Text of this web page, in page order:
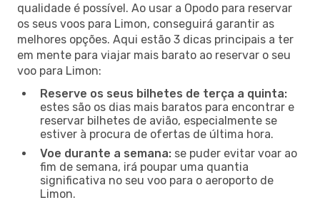
qualidade é possível. Ao usar a Opodo para reservar
os seus voos para Limon, conseguirá garantir as
melhores opções. Aqui estão 3 dicas principais a ter
em mente para viajar mais barato ao reservar o seu
voo para Limon:
Reserve os seus bilhetes de terça a quinta:
estes são os dias mais baratos para encontrar e
reservar bilhetes de avião, especialmente se
estiver à procura de ofertas de última hora.
Voe durante a semana: se puder evitar voar ao
fim de semana, irá poupar uma quantia
significativa no seu voo para o aeroporto de
Limon.